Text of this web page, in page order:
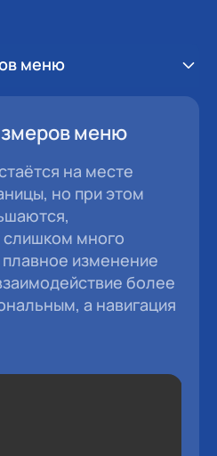
меню
меню
на месте
но при этом
слишком много
изменение
более
а навигация